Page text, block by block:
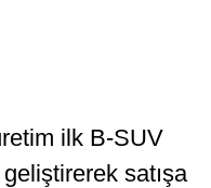
ilk B-SUV
satışa